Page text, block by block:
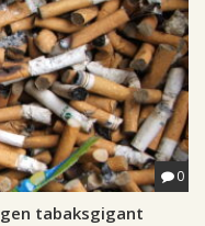
0
tabaksgigant